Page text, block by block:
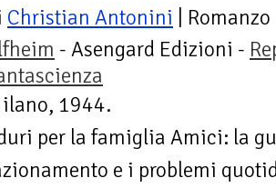
Christian Antonini | Romanzo
- Asengard Edizioni -
1944.
per la famiglia Amici: la
e i problemi